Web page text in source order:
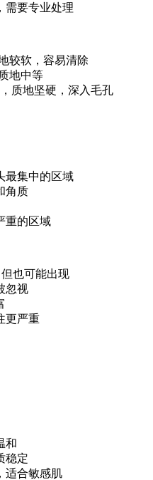
需要专业处理
较软，容易清除
地中等
质地坚硬，深入毛孔
最集中的区域
角质
重的区域
也可能出现
忽视
更严重
和
稳定
适合敏感肌